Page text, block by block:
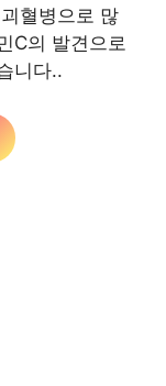
혈병으로 많
C의 발견으로
니다..